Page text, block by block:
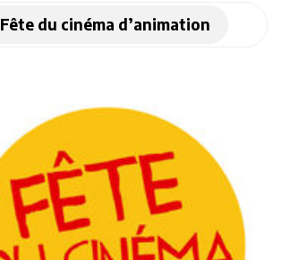
Fête du cinéma d’animation